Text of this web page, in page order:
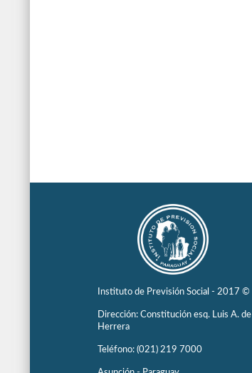
Instituto de Previsión Social - 2017 ©
Dirección: Constitución esq. Luis A. de
Herrera
Teléfono: (021) 219 7000